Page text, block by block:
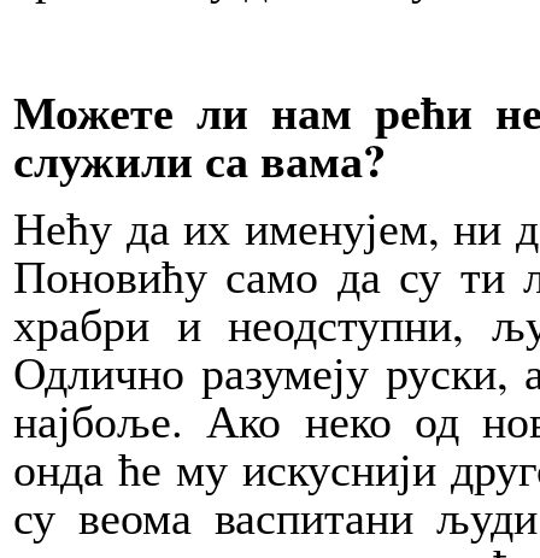
Можете ли нам рећи
служили са вама?
Нећу да их именујем, ни
Поновићу само да су ти
храбри и неодступни,
Одлично разумеју
најбоље. Ако неко од
онда ће му искуснији
су веома васпитани